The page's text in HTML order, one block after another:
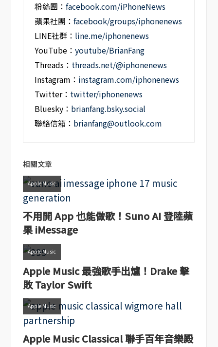
粉絲團：facebook.com/iPhoneNews
蘋果社團：facebook/groups/iphonenews
LINE社群： line.me/iphonenews
YouTube：youtube/BrianFang
Threads： threads.net/@iphonenews
Instagram： instagram.com/iphonenews
Twitter： twitter/iphonenews
Bluesky： brianfang.bsky.social
聯絡信箱： brianfang@outlook.com
相關文章
Apple Music
不用開 App 也能做歌！Suno AI 登陸蘋
果 iMessage
Apple Music
Apple Music 最強歌手出爐！Drake 擊
敗 Taylor Swift
Apple Music
Apple Music Classical 聯手百年音樂殿